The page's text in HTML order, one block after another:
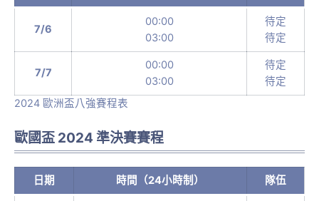
7/6
00:00
03:00
待定
待定
7/7
00:00
03:00
待定
待定
2024 歐洲盃八強賽程表
歐國盃 2024 準決賽賽程
日期 時間（24小時制） 隊伍